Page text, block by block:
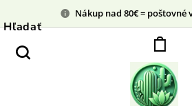
Nákup nad 80€ = poštovné
Hľadať